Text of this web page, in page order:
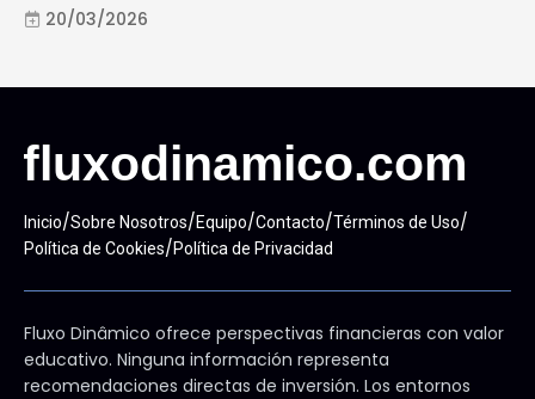
20/03/2026
Inicio/Sobre Nosotros/Equipo/Contacto/Términos de Uso/
Política de Cookies/Política de Privacidad
Fluxo Dinâmico ofrece perspectivas financieras con valor
educativo. Ninguna información representa
recomendaciones directas de inversión. Los entornos